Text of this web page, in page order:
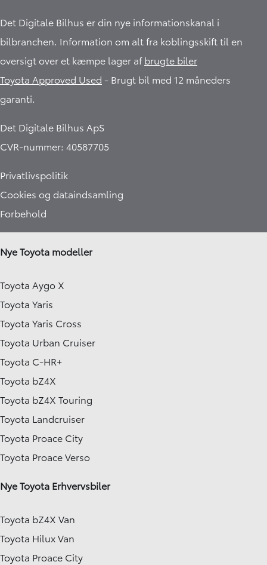
Det Digitale Bilhus er din nye informationskanal i
bilbranchen. Information om alt fra koblingsskift til en
oversigt over et kæmpe lager afbrugte biler
Toyota Approved Used - Brugt bil med 12 måneders
garanti.​
Det Digitale Bilhus ApS
CVR-nummer: 40587705
Privatlivspolitik
Cookies og dataindsamling
Forbehold
Nye Toyota modeller
Toyota Aygo X
Toyota Yaris
Toyota Yaris Cross
Toyota Urban Cruiser
Toyota C-HR+
Toyota bZ4X
Toyota bZ4X Touring
Toyota Landcruiser
Toyota Proace City
Toyota Proace Verso
Nye Toyota Erhvervsbiler
Toyota bZ4X Van
Toyota Hilux Van
Toyota Proace City